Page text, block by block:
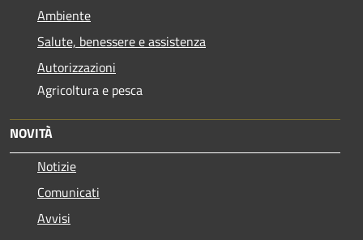
Ambiente
Salute, benessere e assistenza
Autorizzazioni
Agricoltura e pesca
NOVITÀ
Notizie
Comunicati
Avvisi